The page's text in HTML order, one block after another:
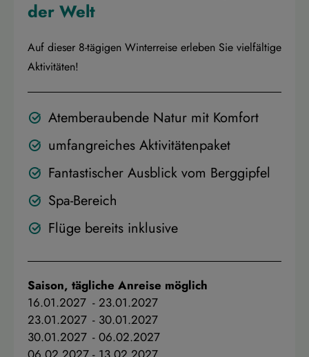
der Welt
Auf dieser 8-tägigen Winterreise erleben Sie vielfältige
Aktivitäten!
Atemberaubende Natur mit Komfort
umfangreiches Aktivitätenpaket
Fantastischer Ausblick vom Berggipfel
Spa-Bereich
Flüge bereits inklusive
Saison, tägliche Anreise möglich
16.01.2027 - 23.01.2027
23.01.2027 - 30.01.2027
30.01.2027 - 06.02.2027